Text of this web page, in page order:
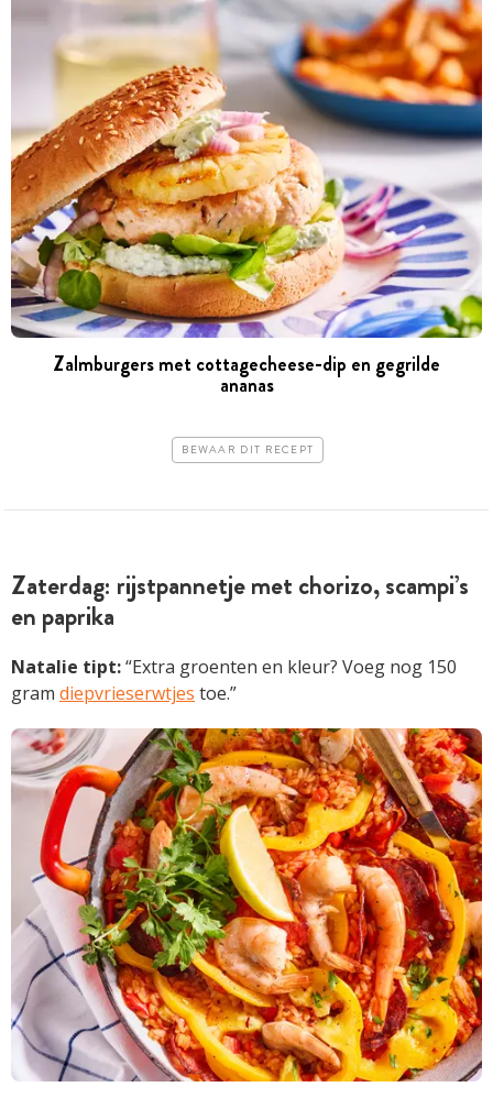
Zalmburgers met cottagecheese-dip en gegrilde
ananas
BEWAAR DIT RECEPT
Zaterdag: rijstpannetje met chorizo, scampi’s
en paprika
Natalie tipt:“Extra groenten en kleur? Voeg nog 150
gram diepvrieserwtjes toe.”